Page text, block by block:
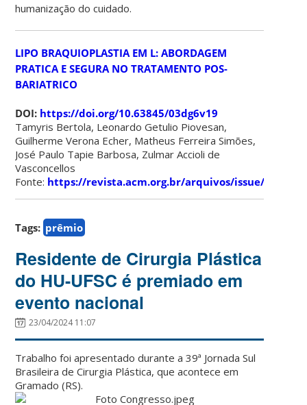
humanização do cuidado.
LIPO BRAQUIOPLASTIA EM L: ABORDAGEM
PRATICA E SEGURA NO TRATAMENTO POS-
BARIATRICO
DOI: https://doi.org/10.63845/03dg6v19
Tamyris Bertola, Leonardo Getulio Piovesan,
Guilherme Verona Echer, Matheus Ferreira Simões,
José Paulo Tapie Barbosa, Zulmar Accioli de
Vasconcellos
Fonte: https://revista.acm.org.br/arquivos/issue/view/45
Tags: prêmio
Residente de Cirurgia Plástica
do HU-UFSC é premiado em
evento nacional
23/04/2024 11:07
Trabalho foi apresentado durante a 39ª Jornada Sul
Brasileira de Cirurgia Plástica, que acontece em
Gramado (RS).